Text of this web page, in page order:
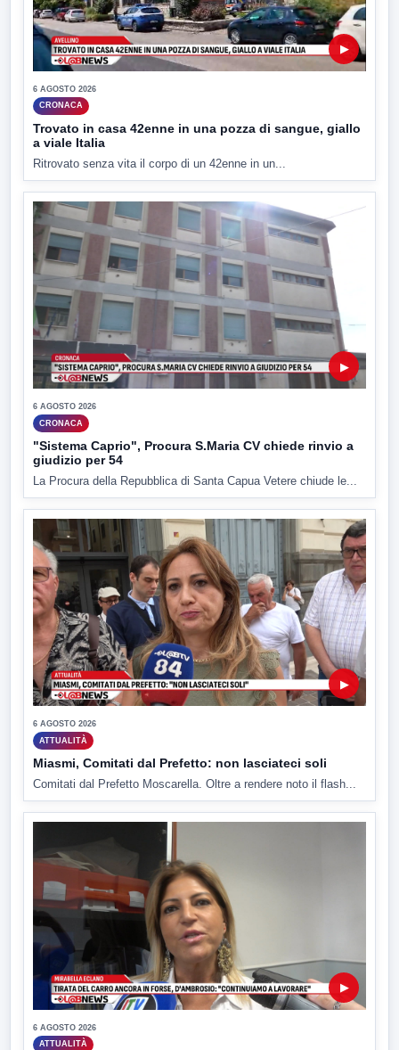
▶
6 AGOSTO 2026
CRONACA
Trovato in casa 42enne in una pozza di sangue, giallo
a viale Italia
Ritrovato senza vita il corpo di un 42enne in un...
▶
6 AGOSTO 2026
CRONACA
"Sistema Caprio", Procura S.Maria CV chiede rinvio a
giudizio per 54
La Procura della Repubblica di Santa Capua Vetere chiude le...
▶
6 AGOSTO 2026
ATTUALITÀ
Miasmi, Comitati dal Prefetto: non lasciateci soli
Comitati dal Prefetto Moscarella. Oltre a rendere noto il flash...
▶
6 AGOSTO 2026
ATTUALITÀ